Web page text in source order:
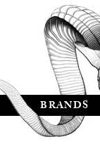
BRANDS